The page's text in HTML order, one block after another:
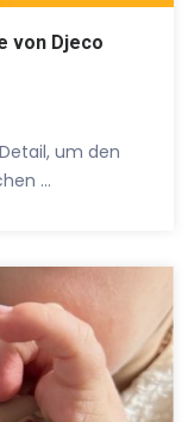
von Djeco
um den
…